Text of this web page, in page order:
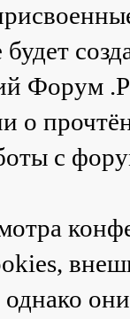
Форум
о
с